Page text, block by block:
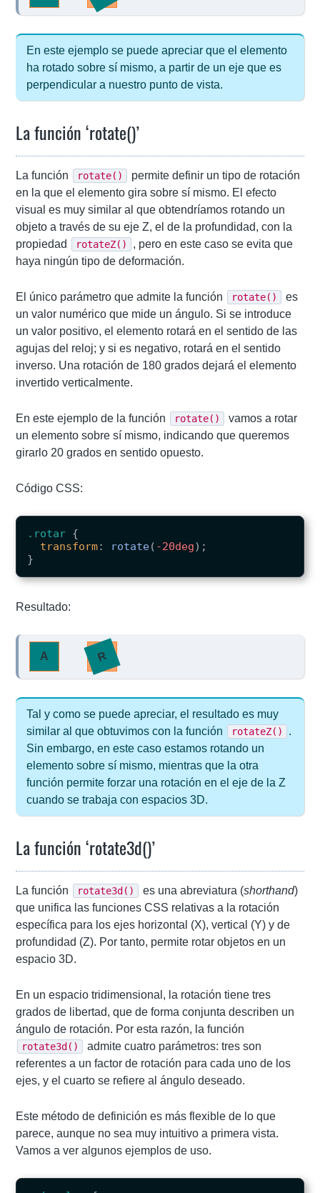
En este ejemplo se puede apreciar que el elemento
ha rotado sobre sí mismo, a partir de un eje que es
perpendicular a nuestro punto de vista.
La función ‘rotate()’
La función rotate()
permite definir un tipo de rotación
en la que el elemento gira sobre sí mismo. El efecto
visual es muy similar al que obtendríamos rotando un
objeto a través de su eje Z, el de la profundidad, con la
propiedad
rotateZ()
, pero en este caso se evita que
haya ningún tipo de deformación.
El único parámetro que admite la función rotate()
es
un valor numérico que mide un ángulo. Si se introduce
un valor positivo, el elemento rotará en el sentido de las
agujas del reloj; y si es negativo, rotará en el sentido
inverso. Una rotación de 180 grados dejará el elemento
invertido verticalmente.
En este ejemplo de la función rotate()
vamos a rotar
un elemento sobre sí mismo, indicando que queremos
girarlo 20 grados en sentido opuesto.
Código CSS:
.rotar {
transform: rotate( -20deg);
}
Resultado:
A R
Tal y como se puede apreciar, el resultado es muy
similar al que obtuvimos con la función
rotateZ()
.
Sin embargo, en este caso estamos rotando un
elemento sobre sí mismo, mientras que la otra
función permite forzar una rotación en el eje de la Z
cuando se trabaja con espacios 3D.
La función ‘rotate3d()’
La función rotate3d() es una abreviatura (shorthand)
que unifica las funciones CSS relativas a la rotación
específica para los ejes horizontal (X), vertical (Y) y de
profundidad (Z). Por tanto, permite rotar objetos en un
espacio 3D.
En un espacio tridimensional, la rotación tiene tres
grados de libertad, que de forma conjunta describen un
ángulo de rotación. Por esta razón, la función
rotate3d()
admite cuatro parámetros: tres son
referentes a un factor de rotación para cada uno de los
ejes, y el cuarto se refiere al ángulo deseado.
Este método de definición es más flexible de lo que
parece, aunque no sea muy intuitivo a primera vista.
Vamos a ver algunos ejemplos de uso.